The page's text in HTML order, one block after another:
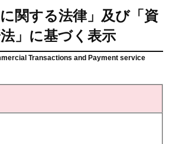
に関する法律」及び「資
」に基づく表示
Transactions and Payment service